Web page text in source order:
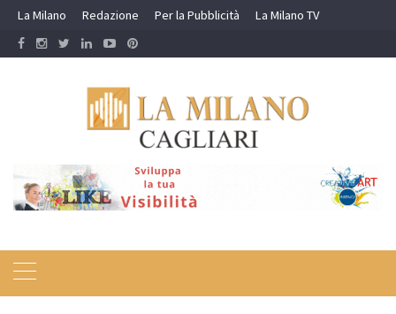
Skip
content
La Milano Redazione Per la Pubblicità La Milano TV